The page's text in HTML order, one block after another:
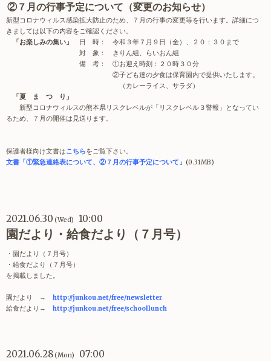
②７月の行事予定について（変更のお知らせ）
新型コロナウィルス感染拡大防止のため、７月の行事の変更等を行います。詳細につ
きましては以下の内容をご確認ください。
「お楽しみの集い」
日 時： 令和３年７月９日（金）、２０：３０まで
対 象： きりん組、らいおん組
備 考： ①お迎え時刻：２０時３０分
②子ども達の夕食は保育園内で提供いたします。
（カレーライス、サラダ）
「夏 ま つ り」
新型コロナウィルスの熊本県リスクレベルが「リスクレベル３警報」となってい
るため、７月の開催は見送ります。
保護者様向け文書はこちらをご覧下さい。
文書「①緊急連絡表について、②７月の行事予定について」 (0.31MB)
2021.06.30 (Wed) 10:00
園だより・給食だより（７月号）
・園だより（７月号）
・給食だより（７月号）
を掲載しました。
園だより → http://junkou.net/free/newsletter
給食だより→ http://junkou.net/free/schoollunch
2021.06.28(Mon) 07:00